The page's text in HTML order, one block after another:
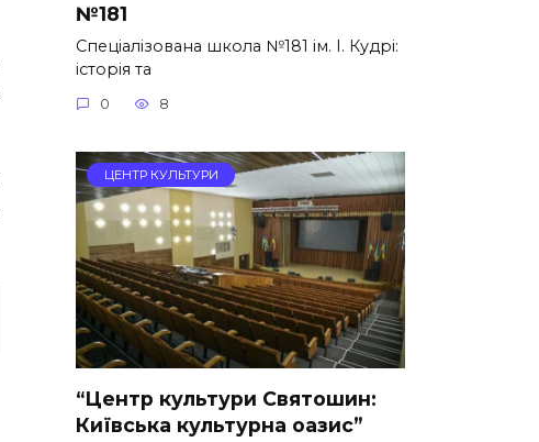
№181
Спеціалізована школа №181 ім. І. Кудрі:
історія та
0 8
ЦЕНТР КУЛЬТУРИ
“Центр культури Святошин:
Київська культурна оазис”